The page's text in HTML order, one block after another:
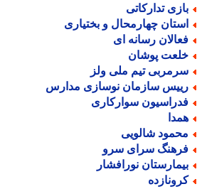
تدارکاتی
چهارمحال و بختیاری
رسانه ای
پوشان
تیم ملی ولز
سازمان نوسازی مدارس
سوارکاری
شالویی
سرای سرو
نورافشار